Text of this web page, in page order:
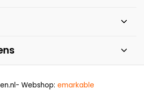
- Webshop: emarkable